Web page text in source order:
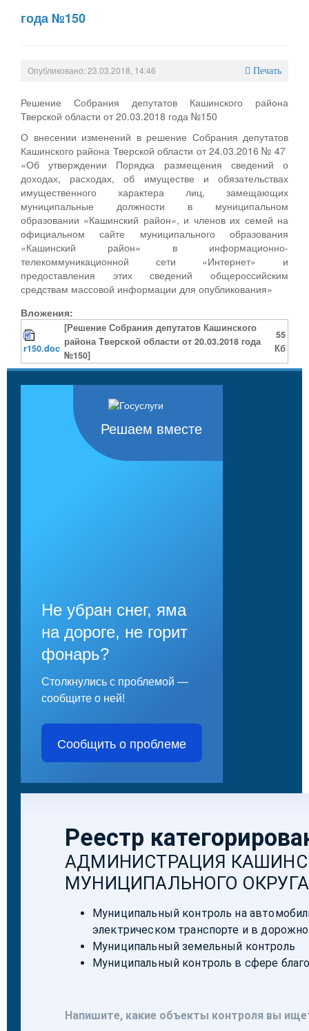
года №150
Опубликовано: 23.03.2018, 14:46 Печать
Решение Собрания депутатов Кашинского района
Тверской области от 20.03.2018 года №150
О внесении изменений в решение Собрания депутатов
Кашинского района Тверской области от 24.03.2016 № 47
«Об утверждении Порядка размещения сведений о
доходах, расходах, об имуществе и обязательствах
имущественного характера лиц, замещающих
муниципальные должности в муниципальном
образовании «Кашинский район», и членов их семей на
официальном сайте муниципального образования
«Кашинский район» в информационно-
телекоммуникационной сети «Интернет» и
предоставления этих сведений общероссийским
средствам массовой информации для опубликования»
Вложения:
r150.doc
[Решение Собрания депутатов Кашинского
района Тверской области от 20.03.2018 года
№150]
55
Кб
Решаем вместе
Не убран снег, яма
на дороге, не горит
фонарь?
Столкнулись с проблемой —
сообщите о ней!
Сообщить о проблеме